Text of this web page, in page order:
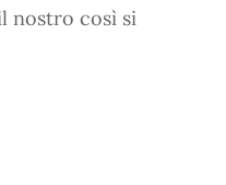
nostro così si